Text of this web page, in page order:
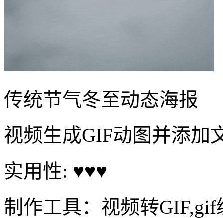
传统节气冬至动态海报
视频生成GIF动图并添加
实用性: ♥♥♥
制作工具：视频转GIF,gif